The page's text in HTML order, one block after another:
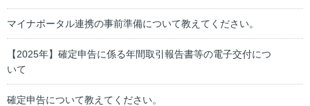
マイナポータル連携の事前準備について教えてください。
【2025年】確定申告に係る年間取引報告書等の電子交付につ
いて
確定申告について教えてください。